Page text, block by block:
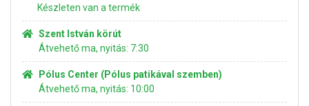
Készleten van a termék
Szent István körút
Átvehető ma, nyitás: 7:30
Pólus Center (Pólus patikával szemben)
Átvehető ma, nyitás: 10:00